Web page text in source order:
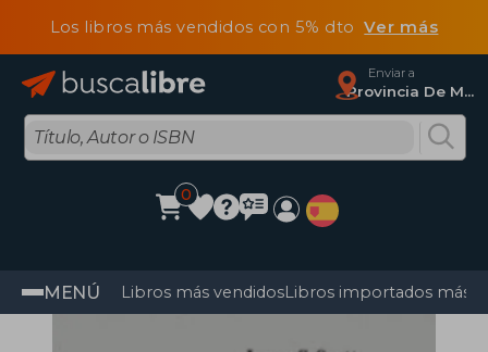
Los libros más vendidos con 5% dtoVer más
Enviar a
Provincia De Madrid
0
MENÚ Libros más vendidosLibros importados más